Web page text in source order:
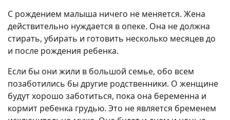
С рождением малыша ничего не меняется. Жена
действительно нуждается в опеке. Она не должна
стирать, убирать и готовить несколько месяцев до
и после рождения ребенка.
Если бы они жили в большой семье, обо всем
позаботились бы другие родственники. О женщине
будут хорошо заботиться, пока она беременна и
кормит ребенка грудью. Это не является бременем